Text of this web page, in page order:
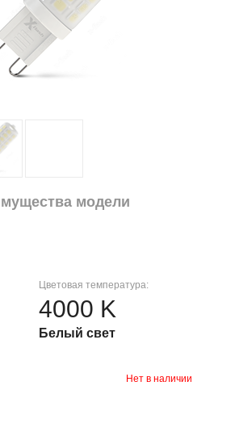
модели
Цветовая температура:
4000 K
Белый свет
Нет в наличии